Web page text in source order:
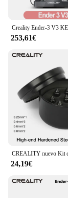
253,61€
24,19€